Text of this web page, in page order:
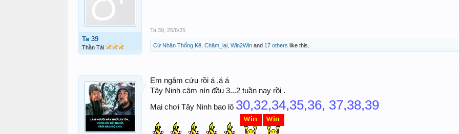
Ta 39
Thần Tài
Ta 39 25/6/25
Cử Nhân Thống Kê Chậm_lại Win2Win and 17 others like this.
Em ngâm cứu rồi á .á á
Tây Ninh câm nín đầu 3...2 tuần nay rồi .
Mai chơi Tây Ninh bao lô 30,32,34,35,36, 37,38,39